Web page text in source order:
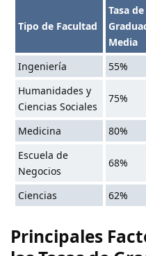
Tipo de Facultad
Tasa de
Media
Ingeniería 55%
Humanidades y
Ciencias Sociales
75%
Medicina 80%
Escuela de
Negocios
68%
Ciencias 62%
Principales